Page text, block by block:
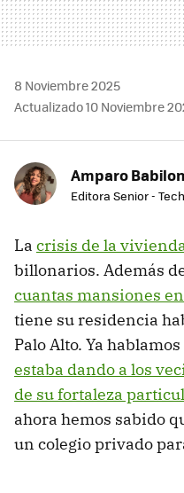
8 Noviembre 2025
Actualizado 10 Noviembre
Amparo
Editora Senior - Tech
La crisis de la
billonarios. Además
cuantas mansiones
tiene su residencia
Palo Alto. Ya hablamos
estaba dando a los
de su fortaleza
ahora hemos sabido
un colegio privado